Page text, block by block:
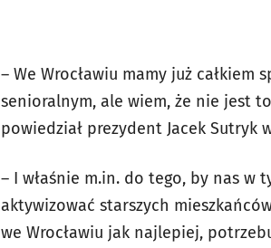
– We Wrocławiu mamy już
senioralnym, ale wiem, że nie jest
powiedział prezydent Jacek Sutryk
– I właśnie m.in. do tego, by nas w
aktywizować starszych
we Wrocławiu jak najlepiej,